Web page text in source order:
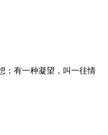
；有一种凝望，叫一往情